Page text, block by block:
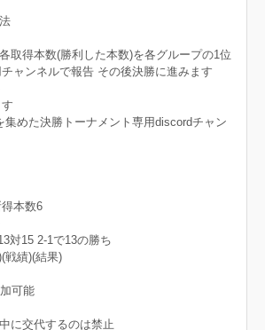
取得本数(勝利した本数)を各グループの1位
ャンネルで報告 その後決勝に進みます
集めた決勝トーナメント専用discordチャン
本数6
対15 2-1で13の勝ち
戦績)(結果)
可能
に交代するのは禁止